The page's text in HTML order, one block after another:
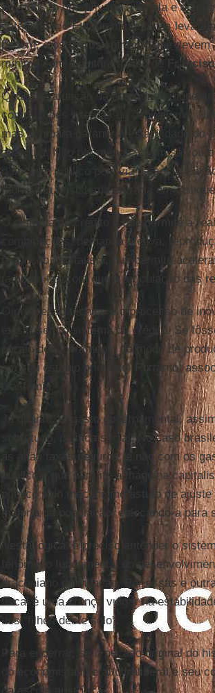
privados, o que privaria a ampla e
categórico, o Estado mínimo nos leva a
podem, e os fracos sofrem o que
mínimo com a pintura a óleo de
Quanto à atuação da autoridade
contradições internas do capitalismo.
mas sim para garantir a estabilidade do
anarquia. Não por menos, quem salvou
o socorro público pela via da
monetária, o sistema entraria em chilique
O sistema de crédito é que permite a
combinações, demanda efetiva,
produção capitalista, que permite
também faz com que a articulação das
O progresso técnico e o processo de
existir sem o sistema de crédito. Se
para o desdobramento do modo de
em seu estágio primitivo. Portanto,
blasfêmia.
Já quanto ao gasto governamental,
sobretudo, política social. No caso
as altas taxas de juros, e não com os
público é que permite a máquina
público pelo mecanismo astuto de
maioria da população, colocando-a para
Nesta lógica, é preciso entender o
fenômeno fundamental do
draconiano da inflação. Por essas e
fiscal é uma crença vulgar na
dos “filhos deste solo”.
Para encerrar, se o pecado original do
do economista liberal/ultraliberal é seu